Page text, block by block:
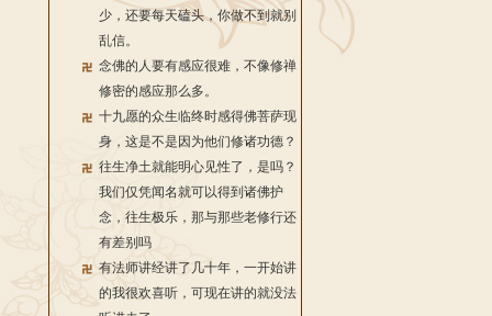
少，还要每天磕头，你做不到就别
乱信。
念佛的人要有感应很难，不像修禅
修密的感应那么多。
十九愿的众生临终时感得佛菩萨现
身，这是不是因为他们修诸功德？
往生净土就能明心见性了，是吗？
我们仅凭闻名就可以得到诸佛护
念，往生极乐，那与那些老修行还
有差别吗
有法师讲经讲了几十年，一开始讲
的我很欢喜听，可现在讲的就没法